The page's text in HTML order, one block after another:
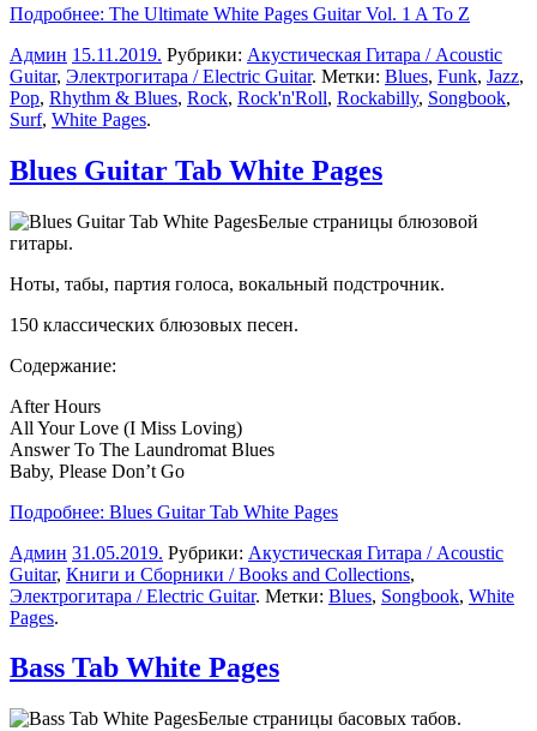
Подробнее: The Ultimate White Pages Guitar Vol. 1 A To Z
Админ 15.11.2019. Рубрики: Акустическая Гитара / Acoustic
Guitar, Электрогитара / Electric Guitar. Метки: Blues, Funk, Jazz,
Pop, Rhythm & Blues, Rock, Rock'n'Roll, Rockabilly, Songbook,
Surf, White Pages.
Blues Guitar Tab White Pages
Белые страницы блюзовой
гитары.
Ноты, табы, партия голоса, вокальный подстрочник.
150 классических блюзовых песен.
Содержание:
After Hours
All Your Love (I Miss Loving)
Answer To The Laundromat Blues
Baby, Please Don’t Go
Подробнее: Blues Guitar Tab White Pages
Админ 31.05.2019. Рубрики: Акустическая Гитара / Acoustic
Guitar, Книги и Сборники / Books and Collections,
Электрогитара / Electric Guitar. Метки: Blues, Songbook, White
Pages.
Bass Tab White Pages
Белые страницы басовых табов.